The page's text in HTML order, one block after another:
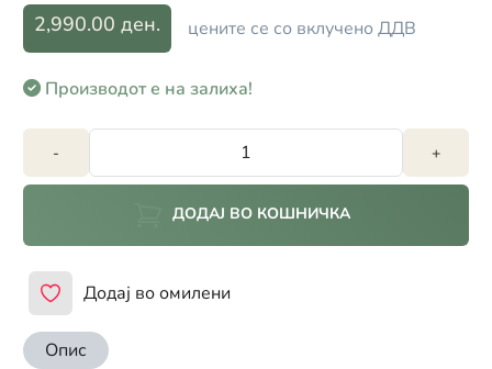
2,990.00 ден. цените се со вклучено ДДВ
Производот е на залиха!
- +
ДОДАЈ ВО КОШНИЧКА
Додај во омилени
Опис